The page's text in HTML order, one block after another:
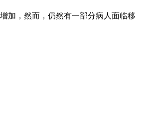
加，然而，仍然有一部分病人面临移